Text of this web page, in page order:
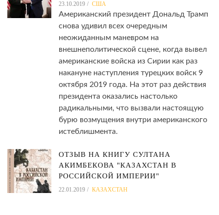
23.10.2019 США
Американский президент Дональд Трамп
снова удивил всех очередным
неожиданным маневром на
внешнеполитической сцене, когда вывел
американские войска из Сирии как раз
накануне наступления турецких войск 9
октября 2019 года. На этот раз действия
президента оказались настолько
радикальными, что вызвали настоящую
бурю возмущения внутри американского
истеблишмента.
ОТЗЫВ НА КНИГУ СУЛТАНА
АКИМБЕКОВА "КАЗАХСТАН В
РОССИЙСКОЙ ИМПЕРИИ"
22.01.2019 КАЗАХСТАН